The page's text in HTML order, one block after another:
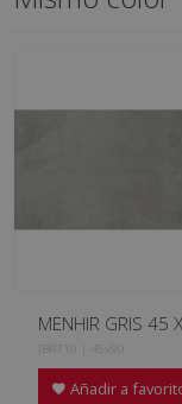
MENHIR GRIS 45
JBR710 | 45x90
Añadir a